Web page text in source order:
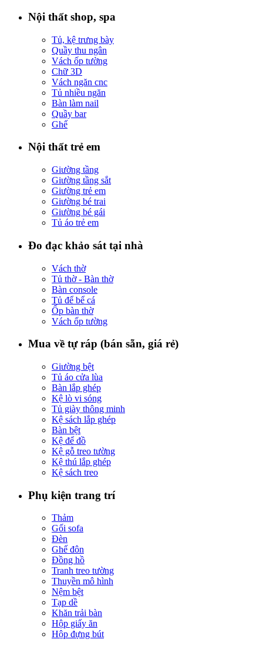
Nội thất shop, spa
Tủ, kệ trưng bày
Quầy thu ngân
Vách ốp tường
Chữ 3D
Vách ngăn cnc
Tủ nhiều ngăn
Bàn làm nail
Quầy bar
Ghế
Nội thất trẻ em
Giường tầng
Giường tầng sắt
Giường trẻ em
Giường bé trai
Giường bé gái
Tủ áo trẻ em
Đo đạc khảo sát tại nhà
Vách thờ
Tủ thờ - Bàn thờ
Bàn console
Tủ để bể cá
Ốp bàn thờ
Vách ốp tường
Mua về tự ráp (bán sẵn, giá rẻ)
Giường bệt
Tủ áo cửa lùa
Bàn lắp ghép
Kệ lò vi sóng
Tủ giày thông minh
Kệ sách lắp ghép
Bàn bệt
Kệ để đồ
Kệ gỗ treo tường
Kệ thú lắp ghép
Kệ sách treo
Phụ kiện trang trí
Thảm
Gối sofa
Đèn
Ghế đôn
Đồng hồ
Tranh treo tường
Thuyền mô hình
Nệm bệt
Tạp dề
Khăn trải bàn
Hộp giấy ăn
Hộp đựng bút